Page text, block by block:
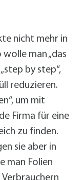
nicht mehr in
wolle man „das
by step“,
reduzieren.
um mit
Firma für eine
zu finden.
sie aber in
man Folien